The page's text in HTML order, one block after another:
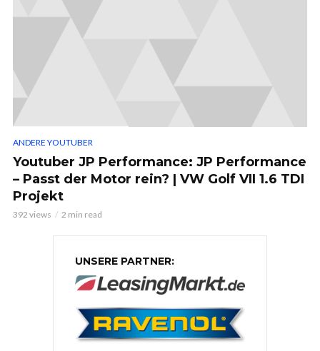
ANDERE YOUTUBER
Youtuber JP Performance: JP Performance
– Passt der Motor rein? | VW Golf VII 1.6 TDI
Projekt
392 views 2 min read
UNSERE PARTNER: